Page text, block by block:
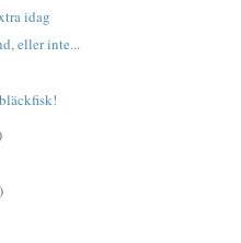
idag
eller inte...